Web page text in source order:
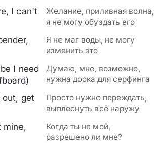
I can't
Желание, приливная волна,
я не могу обуздать его
Я не маг воды, не могу
изменить это
I need
Думаю, мне, возможно,
нужна доска для серфинга
get
Просто нужно переждать,
выплеснуть всё наружу
mine,
Когда ты не мой,
разрешено ли мне?